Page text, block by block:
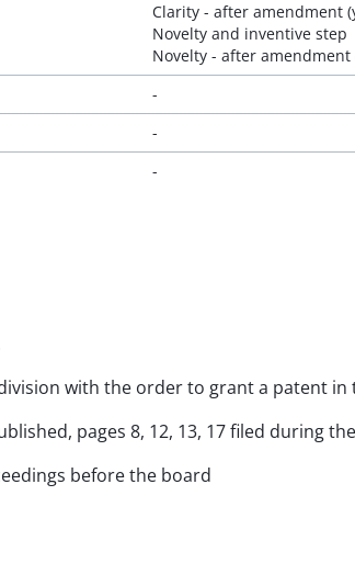
Clarity - after amendment
Novelty and inventive step
Novelty - after amendment
-
-
-
with the order to grant a patent in
pages 8, 12, 13, 17 filed during
before the board